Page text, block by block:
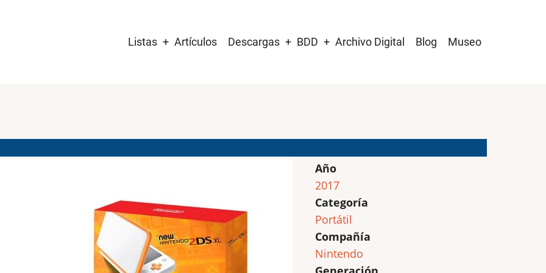
navigation
Listas Artículos Descargas BDD Archivo Digital Blog Museo
Año
2017
Categoría
Portátil
Compañía
Nintendo